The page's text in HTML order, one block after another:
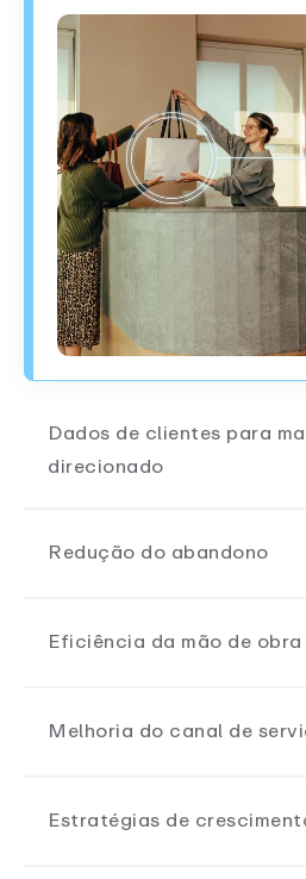
Dados de clientes para
direcionado
Redução do abandono
Eficiência da mão de obra
Melhoria do canal de
Estratégias de